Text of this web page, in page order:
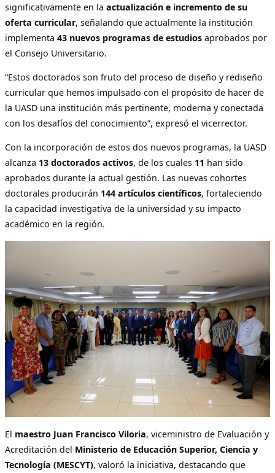
significativamente en la actualización e incremento de su
oferta curricular, señalando que actualmente la institución
implementa 43 nuevos programas de estudios aprobados por
el Consejo Universitario.
“Estos doctorados son fruto del proceso de diseño y rediseño
curricular que hemos impulsado con el propósito de hacer de
la UASD una institución más pertinente, moderna y conectada
con los desafíos del conocimiento”, expresó el vicerrector.
Con la incorporación de estos dos nuevos programas, la UASD
alcanza 13 doctorados activos, de los cuales 11 han sido
aprobados durante la actual gestión. Las nuevas cohortes
doctorales producirán 144 artículos científicos, fortaleciendo
la capacidad investigativa de la universidad y su impacto
académico en la región.
El maestro Juan Francisco Viloria, viceministro de Evaluación y
Acreditación del Ministerio de Educación Superior, Ciencia y
Tecnología (MESCYT), valoró la iniciativa, destacando que